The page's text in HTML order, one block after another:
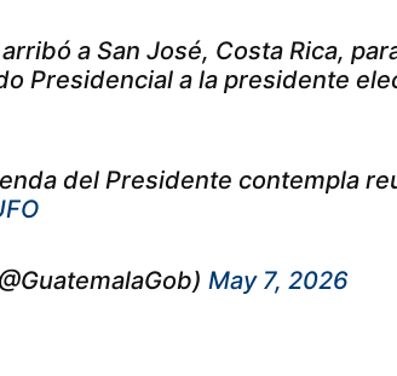
arribó a San José, Costa Rica,
Presidencial a la presidente
del Presidente contempla
May 7, 2026